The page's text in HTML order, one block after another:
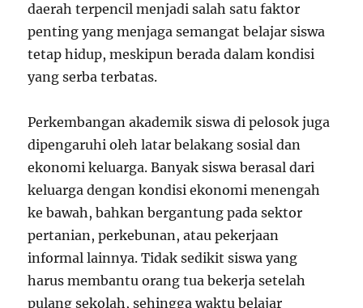
daerah terpencil menjadi salah satu faktor
penting yang menjaga semangat belajar siswa
tetap hidup, meskipun berada dalam kondisi
yang serba terbatas.
Perkembangan akademik siswa di pelosok juga
dipengaruhi oleh latar belakang sosial dan
ekonomi keluarga. Banyak siswa berasal dari
keluarga dengan kondisi ekonomi menengah
ke bawah, bahkan bergantung pada sektor
pertanian, perkebunan, atau pekerjaan
informal lainnya. Tidak sedikit siswa yang
harus membantu orang tua bekerja setelah
pulang sekolah, sehingga waktu belajar